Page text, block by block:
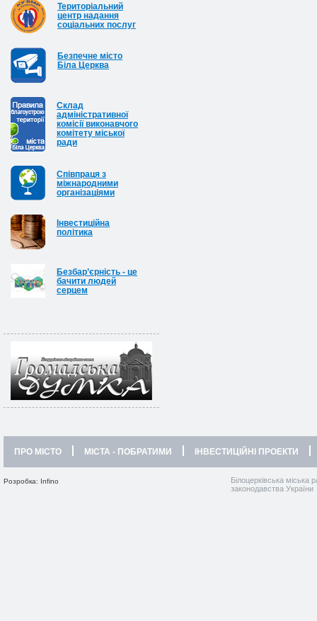
Територіальний
центр надання
соціальних послуг
Безпечне місто
Біла Церква
Cклад
адміністративної
комісії виконавчого
комітету міської
ради
Співпраця з
міжнародними
організаціями
Інвестиційна
політика
Безбар’єрність - це
бачити людей
серцем
ПРО МІСТО МІСТА - ПОБРАТИМИ ІНВЕСТИЦІЙНІ ПРОЕКТИ
Розробка: Infino
Білоцерківська міська
законодавства України